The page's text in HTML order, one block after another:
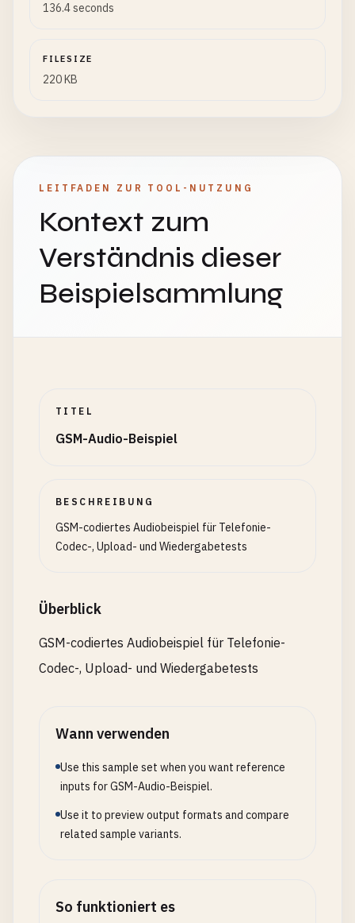
136.4 seconds
FILESIZE
220 KB
LEITFADEN ZUR TOOL-NUTZUNG
Kontext zum
Verständnis dieser
Beispielsammlung
TITEL
GSM-Audio-Beispiel
BESCHREIBUNG
GSM-codiertes Audiobeispiel für Telefonie-
Codec-, Upload- und Wiedergabetests
Überblick
GSM-codiertes Audiobeispiel für Telefonie-
Codec-, Upload- und Wiedergabetests
Wann verwenden
Use this sample set when you want reference
inputs for GSM-Audio-Beispiel.
Use it to preview output formats and compare
related sample variants.
So funktioniert es